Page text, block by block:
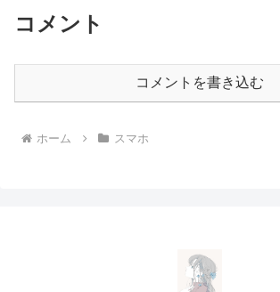
コメント
コメントを書き込む
ホーム スマホ